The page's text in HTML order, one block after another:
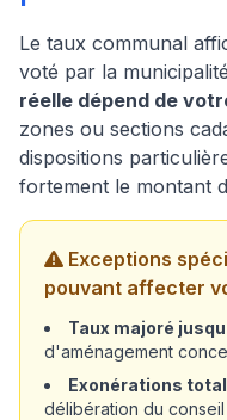
Le taux communal
voté par la
réelle dépend de
zones ou sections
dispositions
fortement le montant
Exceptions
pouvant affecter
Taux majoré
d'aménagement
Exonérations
délibération du